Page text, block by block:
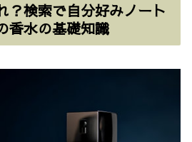
？検索で自分好みノート
香水の基礎知識